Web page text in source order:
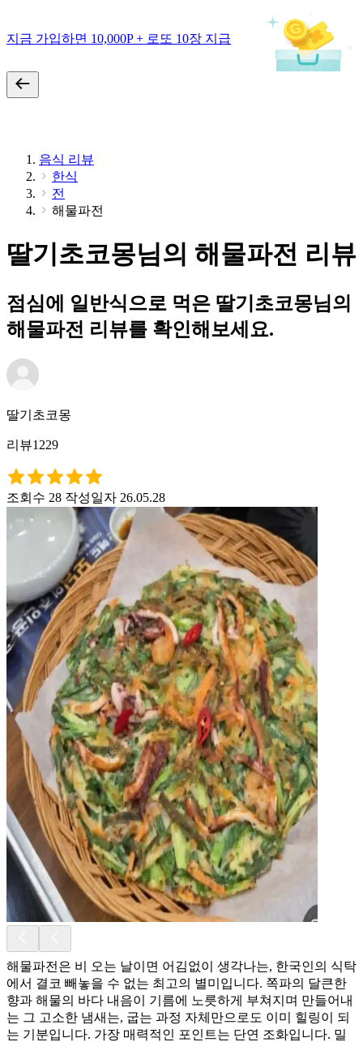
지금 가입하면 10,000P + 로또 10장 지급
음식 리뷰
한식
전
해물파전
딸기초코몽님의 해물파전 리뷰
점심에 일반식으로 먹은 딸기초코몽님의
해물파전 리뷰를 확인해보세요.
딸기초코몽
리뷰1229
조회수 28 작성일자 26.05.28
해물파전은 비 오는 날이면 어김없이 생각나는, 한국인의 식탁
에서 결코 빼놓을 수 없는 최고의 별미입니다. 쪽파의 달큰한
향과 해물의 바다 내음이 기름에 노릇하게 부쳐지며 만들어내
는 그 고소한 냄새는, 굽는 과정 자체만으로도 이미 힐링이 되
는 기분입니다. 가장 매력적인 포인트는 단연 조화입니다. 밀